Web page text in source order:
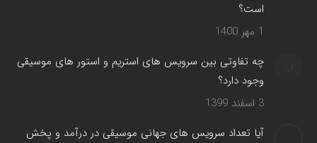
است؟
1 مهر 1400
چه تفاوتی بین سرویس های استریم و استور های موسیقی
وجود دارد؟
3 اسفند 1399
آیا تعداد سرویس های جهانی موسیقی در درآمد و پخش